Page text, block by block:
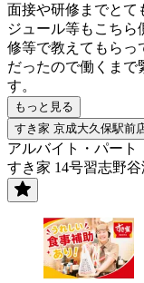
面接や研修までとて
ジュール等もこち
修等で教えてもらっ
だったので働くまで
す。
もっと見る
すき家 京成大久保駅前
アルバイト・パート
すき家 14号習志野